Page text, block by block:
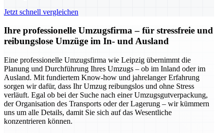
Jetzt schnell vergleichen
Ihre professionelle Umzugsfirma – für stressfreie und
reibungslose Umzüge im In- und Ausland
Eine professionelle Umzugsfirma wie Leipzig übernimmt die
Planung und Durchführung Ihres Umzugs – ob im Inland oder im
Ausland. Mit fundiertem Know-how und jahrelanger Erfahrung
sorgen wir dafür, dass Ihr Umzug reibungslos und ohne Stress
verläuft. Egal ob bei der Suche nach einer Umzugsgutverpackung,
der Organisation des Transports oder der Lagerung – wir kümmern
uns um alle Details, damit Sie sich auf das Wesentliche
konzentrieren können.